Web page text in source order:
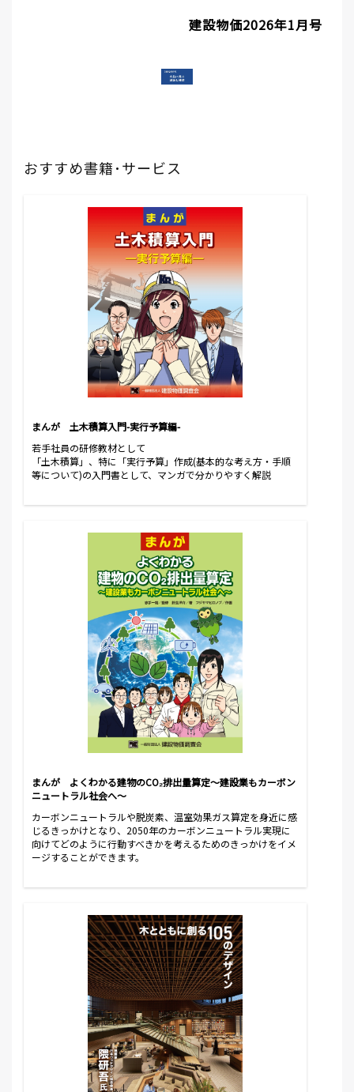
建設物価2026年1月号
おすすめ書籍･サービス
まんが 土木積算入門-実行予算編-
若手社員の研修教材として
「土木積算」、特に「実行予算」作成(基本的な考え方・手順
等について)の入門書として、マンガで分かりやすく解説
まんが よくわかる建物のCO₂排出量算定～建設業もカーボン
ニュートラル社会へ～
カーボンニュートラルや脱炭素、温室効果ガス算定を身近に感
じるきっかけとなり、2050年のカーボンニュートラル実現に
向けてどのように行動すべきかを考えるためのきっかけをイメ
ージすることができます。